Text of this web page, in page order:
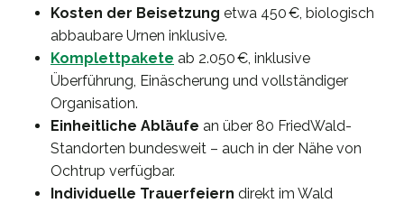
Kosten der Beisetzung etwa 450 €, biologisch
abbaubare Urnen inklusive.
Komplettpakete ab 2.050 €, inklusive
Überführung, Einäscherung und vollständiger
Organisation.
Einheitliche Abläufe an über 80 FriedWald-
Standorten bundesweit – auch in der Nähe von
Ochtrup verfügbar.
Individuelle Trauerfeiern direkt im Wald